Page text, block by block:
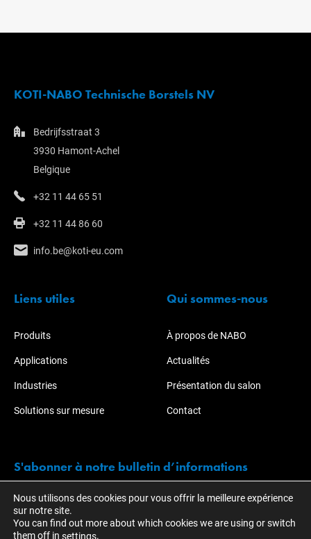
KOTI-NABO Technische Borstels NV
Bedrijfsstraat 3
3930 Hamont-Achel
Belgique
+32 11 44 65 51
+32 11 44 86 60
info.be@koti-eu.com
Liens utiles
Produits
Applications
Industries
Solutions sur mesure
Qui sommes-nous
À propos de NABO
Actualités
Présentation du salon
Contact
S'abonner à notre bulletin d’informations
Restez informé des actions et développements de KOTI.
Nous utilisons des cookies pour vous offrir la meilleure expérience
sur notre site.
You can find out more about which cookies we are using or switch
them off in settings.